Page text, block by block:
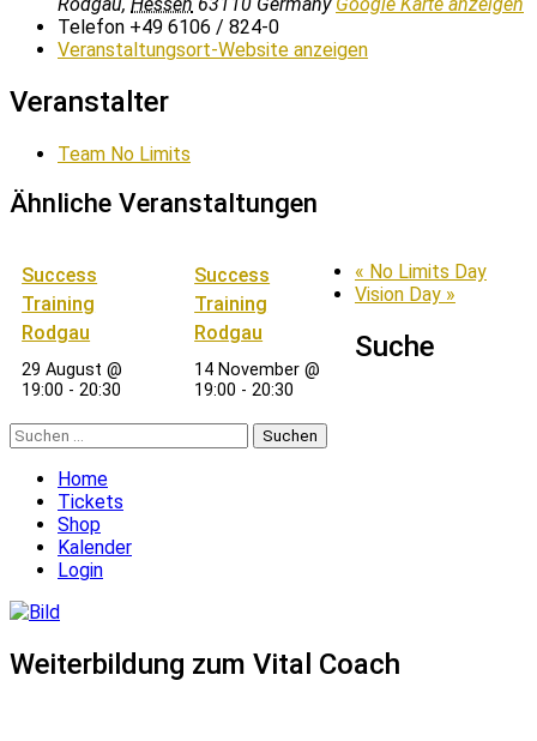
Telefon +49 6106 / 824-0
Veranstaltungsort-Website anzeigen
Veranstalter
Team No Limits
Ähnliche Veranstaltungen
Success
Training
Rodgau
29 August @
19:00 -20:30
Success
Training
Rodgau
14 November @
19:00 -20:30
« No Limits Day
Vision Day »
Suche
Suchen
nach:
Home
Tickets
Shop
Kalender
Login
Weiterbildung zum Vital Coach